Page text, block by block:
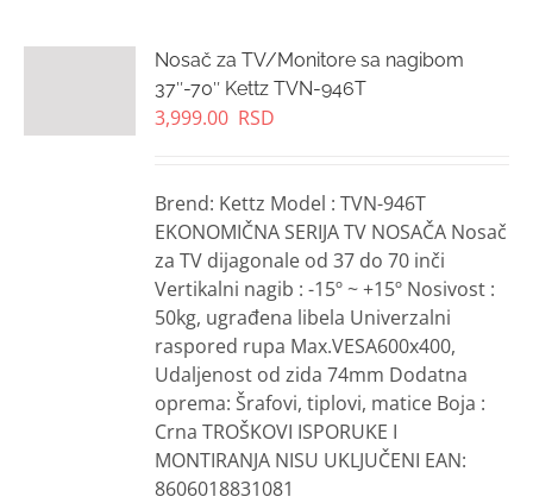
Nosač za TV/Monitore sa nagibom
37″-70″ Kettz TVN-946T
3,999.00 RSD
Brend: Kettz Model : TVN-946T
EKONOMIČNA SERIJA TV NOSAČA Nosač
za TV dijagonale od 37 do 70 inči
Vertikalni nagib : -15º ~ +15º Nosivost :
50kg, ugrađena libela Univerzalni
raspored rupa Max.VESA600x400,
Udaljenost od zida 74mm Dodatna
oprema: Šrafovi, tiplovi, matice Boja :
Crna TROŠKOVI ISPORUKE I
MONTIRANJA NISU UKLJUČENI EAN:
8606018831081